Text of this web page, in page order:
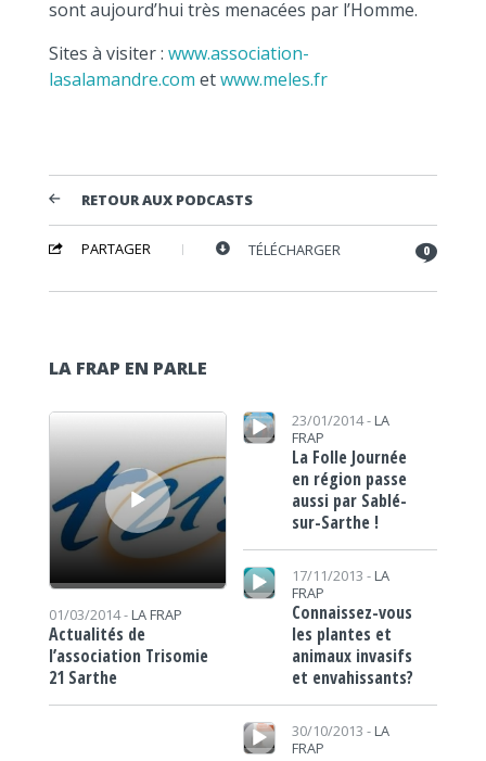
sont aujourd’hui très menacées par l’Homme.
Sites à visiter : www.association-
lasalamandre.com etwww.meles.fr
RETOUR AUX PODCASTS
PARTAGER TÉLÉCHARGER 0
LA FRAP EN PARLE
Lecteur audio
01/03/2014 - LA FRAP
Actualités de
l’association Trisomie
21 Sarthe
Lecteur audio 23/01/2014 - LA
FRAP
La Folle Journée
en région passe
aussi par Sablé-
sur-Sarthe !
Lecteur audio
17/11/2013 - LA
FRAP
Connaissez-vous
les plantes et
animaux invasifs
et envahissants?
Lecteur audio
30/10/2013 - LA
FRAP